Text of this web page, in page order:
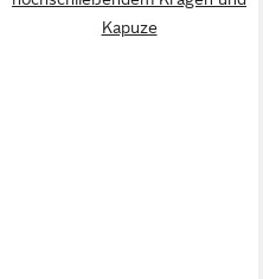
Kapuze